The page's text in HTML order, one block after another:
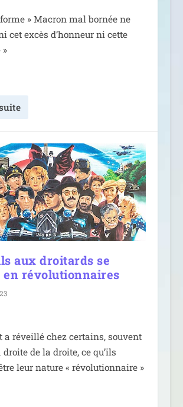
» Macron mal bor­née ne
cet excès d’honneur ni cette
aux droitards se
révolutionnaires
a réveillé chez cer­tains, sou­vent
de la droite, ce qu’ils
leur nature « révolutionnaire »